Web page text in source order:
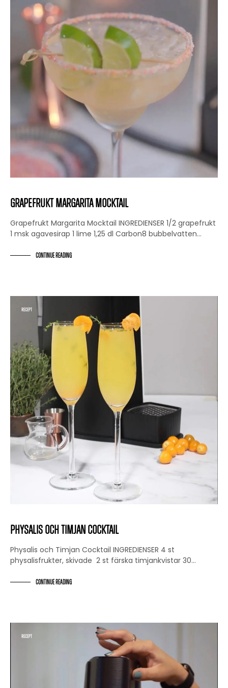
Grapefrukt Margarita Mocktail
Grapefrukt Margarita Mocktail INGREDIENSER 1/2 grapefrukt
1 msk agavesirap 1 lime 1,25 dl Carbon8 bubbelvatten⁠…
CONTINUE READING
RECEPT
Physalis och Timjan Cocktail
Physalis och Timjan Cocktail INGREDIENSER 4 st
physalisfrukter, skivade ⁠ 2 st färska timjankvistar 30…
CONTINUE READING
RECEPT